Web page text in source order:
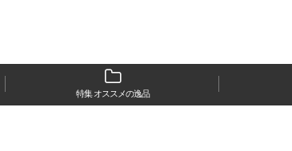
特集 オススメの逸品